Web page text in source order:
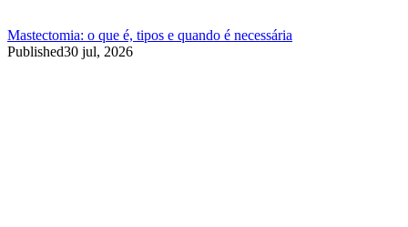
Mastectomia: o que é, tipos e quando é necessária
Published30 jul, 2026